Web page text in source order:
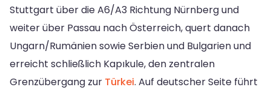
Stuttgart über die A6/A3 Richtung Nürnberg und
weiter über Passau nach Österreich, quert danach
Ungarn/Rumänien sowie Serbien und Bulgarien und
erreicht schließlich Kapıkule, den zentralen
Grenzübergang zur Türkei. Auf deutscher Seite führt